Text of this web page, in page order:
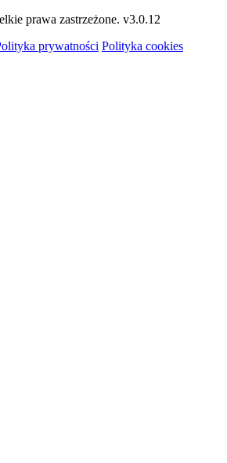
prawa zastrzeżone. v3.0.12
prywatności Polityka cookies